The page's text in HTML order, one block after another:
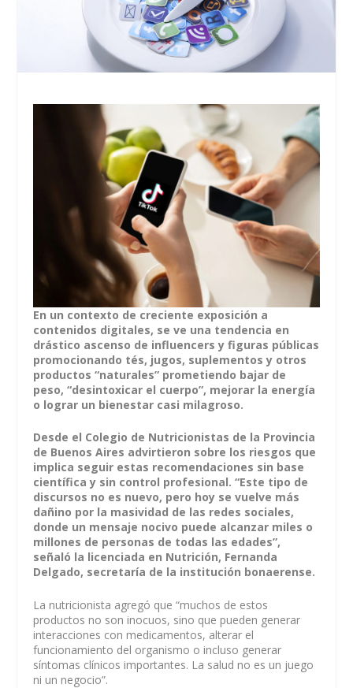
En un contexto de creciente exposición a
contenidos digitales, se ve una tendencia en
drástico ascenso de influencers y figuras públicas
promocionando tés, jugos, suplementos y otros
productos “naturales” prometiendo bajar de
peso, “desintoxicar el cuerpo”, mejorar la energía
o lograr un bienestar casi milagroso.
Desde el Colegio de Nutricionistas de la Provincia
de Buenos Aires advirtieron sobre los riesgos que
implica seguir estas recomendaciones sin base
científica y sin control profesional. “Este tipo de
discursos no es nuevo, pero hoy se vuelve más
dañino por la masividad de las redes sociales,
donde un mensaje nocivo puede alcanzar miles o
millones de personas de todas las edades”,
señaló la licenciada en Nutrición, Fernanda
Delgado, secretaría de la institución bonaerense.
La nutricionista agregó que “muchos de estos
productos no son inocuos, sino que pueden generar
interacciones con medicamentos, alterar el
funcionamiento del organismo o incluso generar
síntomas clínicos importantes. La salud no es un juego
ni un negocio”.